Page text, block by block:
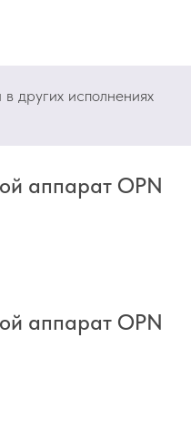
других исполнениях
аппарат OPN
аппарат OPN